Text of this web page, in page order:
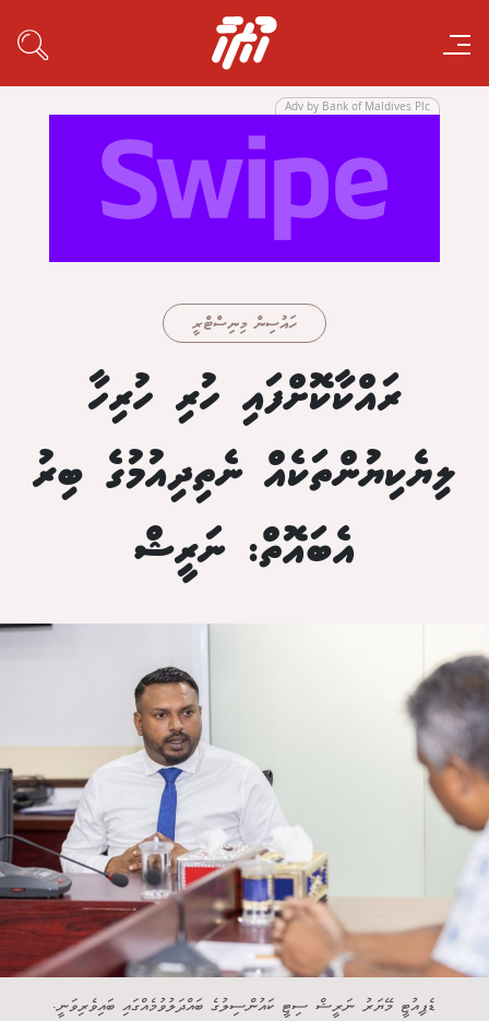
Adv by Bank of Maldives Plc
ހައުސިން މިނިސްޓްރީ
ރައްކާކޮށްފައި ހުރި ހުރިހާ
ލިޔެކިޔުންތަކެއް ނެތިދިއުމުގެ ބިރު
އެބައޮތް: ނަރީޝް
ޑެޕިއުޓީ މޭޔަރު ނަރީޝް ސިޓީ ކައުންސިލުގެ ބައްދަލުވުމެއްގައި ބައިވެރިވަނީ.